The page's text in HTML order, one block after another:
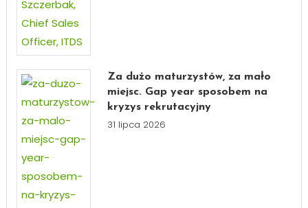
Za dużo maturzystów, za mało
miejsc. Gap year sposobem na
kryzys rekrutacyjny
31 lipca 2026